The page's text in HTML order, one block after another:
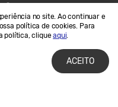
no site. Ao continuar e
política de cookies. Para
política, cliqueaqui.
ACEITO
e Cookies